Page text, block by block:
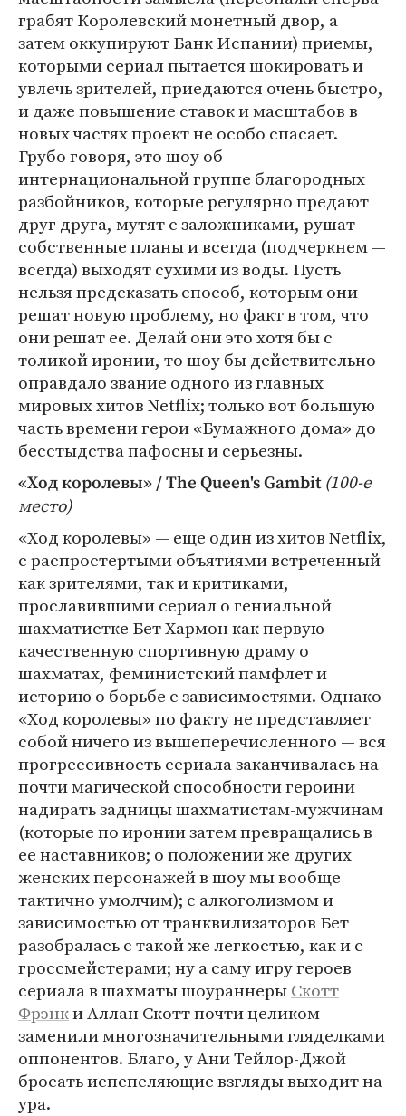
грабят Королевский монетный двор, а
затем оккупируют Банк Испании) приемы,
которыми сериал пытается шокировать и
увлечь зрителей, приедаются очень быстро,
и даже повышение ставок и масштабов в
новых частях проект не особо спасает.
Грубо говоря, это шоу об
интернациональной группе благородных
разбойников, которые регулярно предают
друг друга, мутят с заложниками, рушат
собственные планы и всегда (подчеркнем —
всегда) выходят сухими из воды. Пусть
нельзя предсказать способ, которым они
решат новую проблему, но факт в том, что
они решат ее. Делай они это хотя бы с
толикой иронии, то шоу бы действительно
оправдало звание одного из главных
мировых хитов Netflix; только вот большую
часть времени герои «Бумажного дома» до
бесстыдства пафосны и серьезны.
«Ход королевы» / The Queen's Gambit (100-е
место)
«Ход королевы» — еще один из хитов Netflix,
с распростертыми объятиями встреченный
как зрителями, так и критиками,
прославившими сериал о гениальной
шахматистке Бет Хармон как первую
качественную спортивную драму о
шахматах, феминистский памфлет и
историю о борьбе с зависимостями. Однако
«Ход королевы» по факту не представляет
собой ничего из вышеперечисленного — вся
прогрессивность сериала заканчивалась на
почти магической способности героини
надирать задницы шахматистам-мужчинам
(которые по иронии затем превращались в
ее наставников; о положении же других
женских персонажей в шоу мы вообще
тактично умолчим); с алкоголизмом и
зависимостью от транквилизаторов Бет
разобралась с такой же легкостью, как и с
гроссмейстерами; ну а саму игру героев
сериала в шахматы шоураннерыСкотт
Фрэнки Аллан Скотт почти целиком
заменили многозначительными гляделками
оппонентов. Благо, у Ани Тейлор-Джой
бросать испепеляющие взгляды выходит на
ура.